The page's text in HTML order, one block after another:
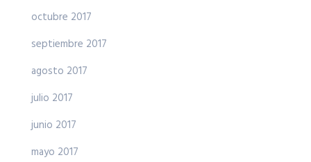
octubre 2017
septiembre 2017
agosto 2017
julio 2017
junio 2017
mayo 2017